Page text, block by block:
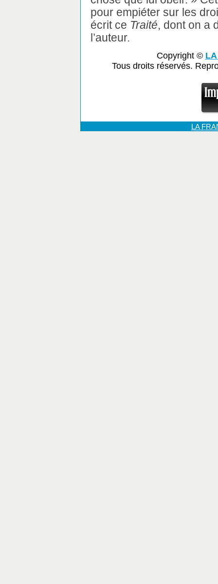
pour empiéter sur les
écrit ce Traité, dont on a
l’auteur.
Copyright ©
Tous droits réservés.
LA